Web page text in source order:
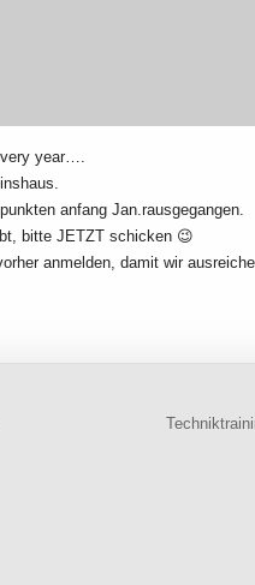
year….
anfang Jan.rausgegangen.
bitte JETZT schicken 😉
anmelden, damit wir